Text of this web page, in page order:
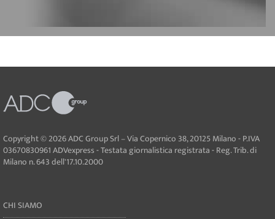
Copyright © 2026 ADC Group Srl – Via Copernico 38, 20125 Milano - P.IVA
03670830961 ADVexpress - Testata giornalistica registrata - Reg. Trib. di
Milano n. 643 dell'17.10.2000
CHI SIAMO